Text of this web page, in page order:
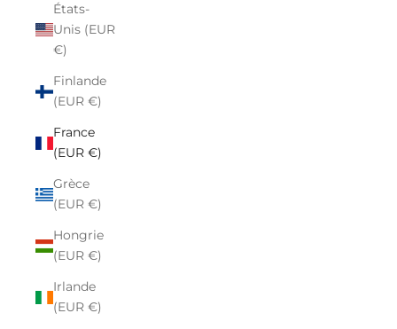
États-
Unis (EUR
€)
Finlande
(EUR €)
France
(EUR €)
Grèce
(EUR €)
Hongrie
(EUR €)
Irlande
(EUR €)